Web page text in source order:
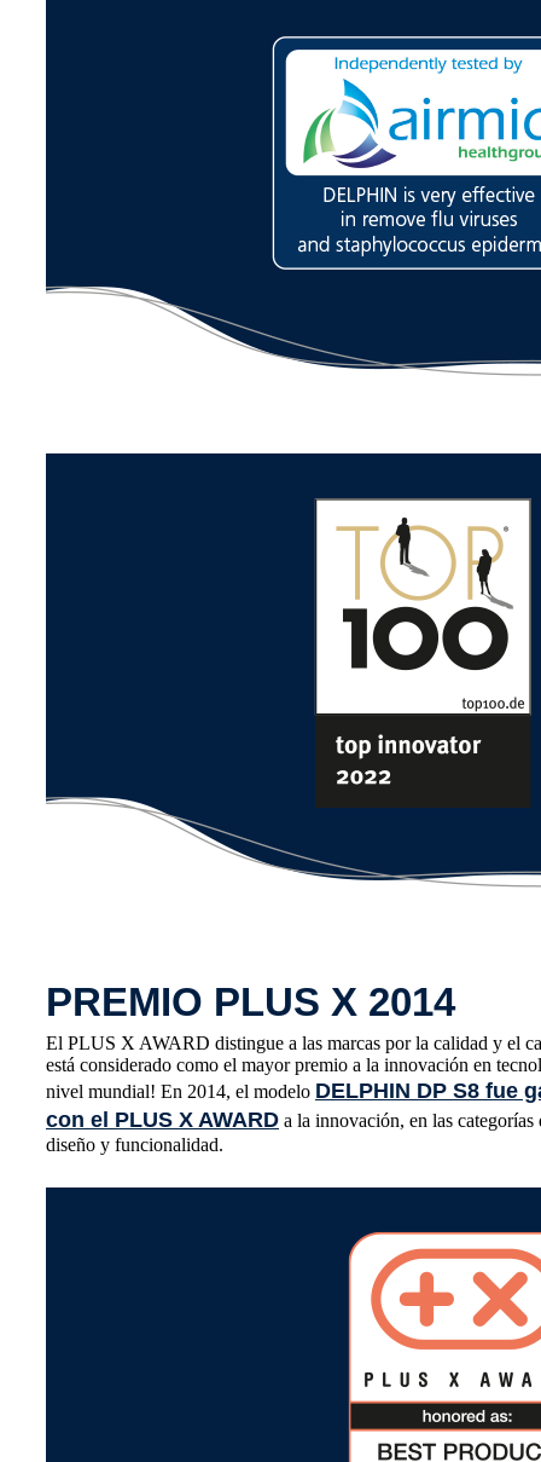
PREMIO PLUS X 2014
El PLUS X AWARD distingue a las marcas por la calidad y el
está considerado como el mayor premio a la innovación en
nivel mundial! En 2014, el modelo DELPHIN DP S8 fue
con el PLUS X AWARD a la innovación, en las
diseño y funcionalidad.